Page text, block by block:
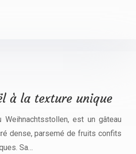
à la texture unique
est un gâteau
dense, parsemé de fruits confits
Sa…